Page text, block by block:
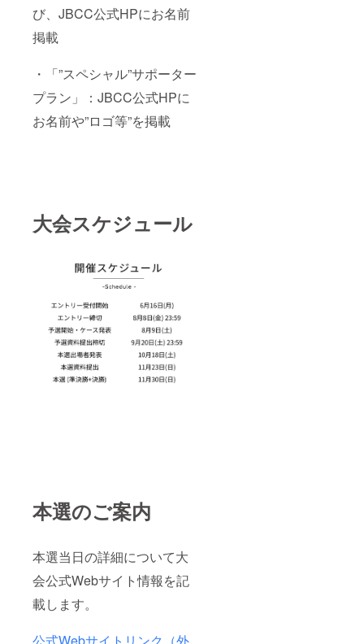
び、JBCC公式HPにお名前
掲載
・「”スペシャル”サポーター
プラン」：JBCC公式HPに
お名前や”ロゴ等”を掲載
大会スケジュール
本選のご案内
本選当日の詳細について大
会公式Webサイト情報を記
載します。